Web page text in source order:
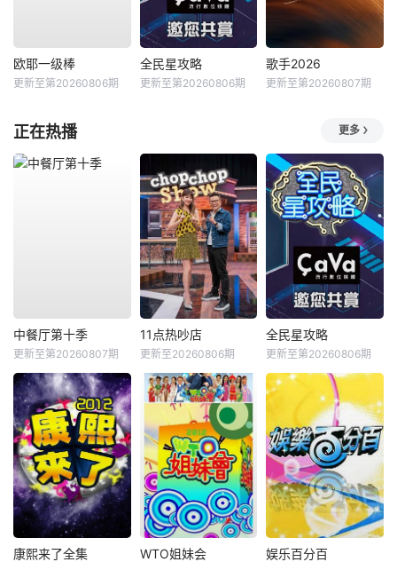
欧耶一级棒
更新至第20260806期
全民星攻略
更新至第20260806期
歌手2026
更新至第20260807期
正在热播 更多
中餐厅第十季
更新至第20260807期
11点热吵店
更新至20260806期
全民星攻略
更新至第20260806期
康熙来了全集 WTO姐妹会 娱乐百分百